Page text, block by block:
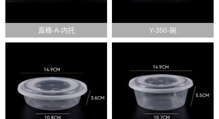
直桶-A-内托 Y-350-碗